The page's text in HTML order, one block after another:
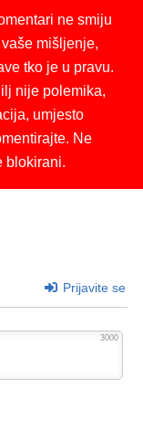
ne smiju
mišljenje,
tko je u pravu.
nije polemika,
umjesto
Ne
blokirani.
Prijavite se
3000